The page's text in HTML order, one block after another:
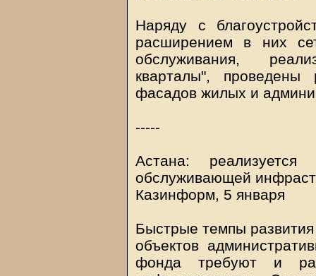
Наряду с
расширением в них
обслуживания,
кварталы", проведены
фасадов жилых и
-----
Астана: реализуется
обслуживающей
Казинформ, 5 января
Быстрые темпы
объектов
фонда требуют и